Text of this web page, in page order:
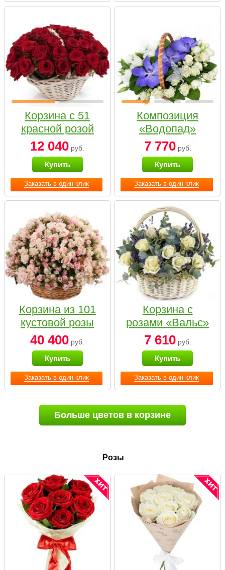
Заказать в один клик
Корзина с 51
красной розой
12 040 руб.
Купить
Заказать в один клик
Композиция
«Водопад»
7 770руб.
Купить
Заказать в один клик
Корзина из 101
кустовой розы
нежных тонов
40 400 руб.
Купить
Заказать в один клик
Корзина с
розами «Вальс»
7 610руб.
Купить
Больше цветов в корзине
Розы